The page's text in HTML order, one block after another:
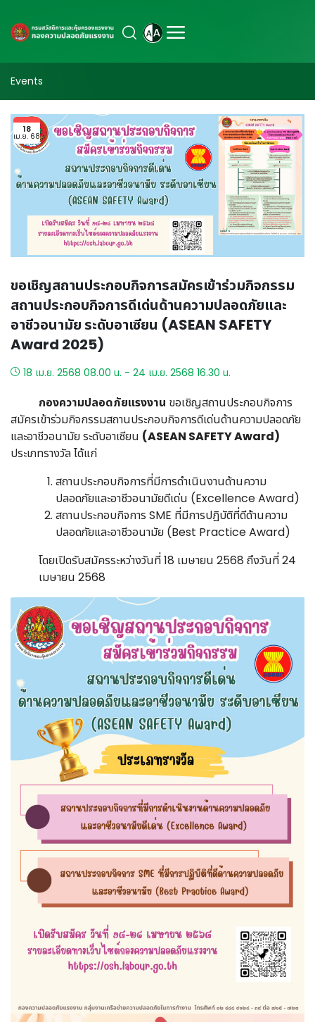
Events
18
เม.ย. 68
ขอเชิญสถานประกอบกิจการสมัครเข้าร่วมกิจกรรม
สถานประกอบกิจการดีเด่นด้านความปลอดภัยและ
อาชีวอนามัย ระดับอาเซียน (ASEAN SAFETY
Award 2025)
18 เม.ย. 2568 08.00 น. - 24 เม.ย. 2568 16.30 น.
กองความปลอดภัยแรงงาน ขอเชิญสถานประกอบกิจการ
สมัครเข้าร่วมกิจกรรมสถานประกอบกิจการดีเด่นด้านความปลอดภัย
และอาชีวอนามัย ระดับอาเซียน (ASEAN SAFETY Award)
ประเภทรางวัล ได้แก่
สถานประกอบกิจการที่มีการดำเนินงานด้านความ
ปลอดภัยและอาชีวอนามัยดีเด่น (Excellence Award)
สถานประกอบกิจการ SME ที่มีการปฏิบัติที่ดีด้านความ
ปลอดภัยและอาชีวอนามัย (Best Practice Award)
โดยเปิดรับสมัครระหว่างวันที่ 18 เมษายน 2568 ถึงวันที่ 24
เมษายน 2568